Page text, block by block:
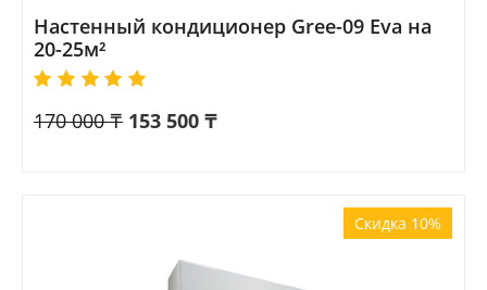
Настенный кондиционер Gree-09 Eva на
20-25м²
170 000 ₸ 153 500 ₸
Скидка 10%